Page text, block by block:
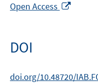
Open Access
DOI
doi.org/10.48720/